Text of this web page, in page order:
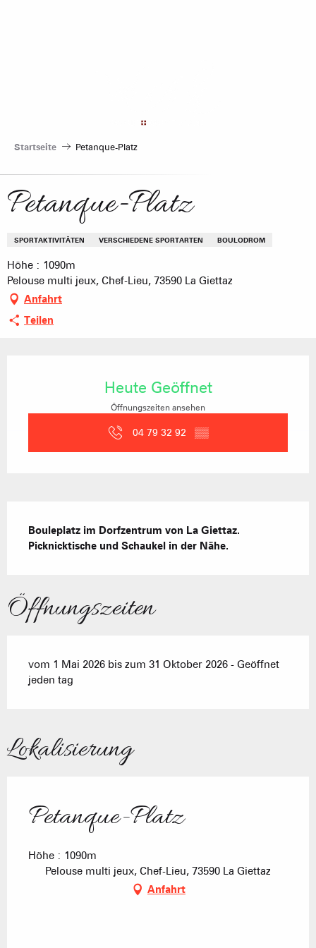
Startseite Petanque-Platz
Petanque-Platz
SPORTAKTIVITÄTEN VERSCHIEDENE SPORTARTEN BOULODROM
Höhe : 1090m
Pelouse multi jeux, Chef-Lieu, 73590 La Giettaz
Anfahrt
Teilen
Heute Geöffnet
Öffnungszeiten ansehen
04 79 32 92 ▒▒
Bouleplatz im Dorfzentrum von La Giettaz.
Picknicktische und Schaukel in der Nähe.
Öffnungszeiten
vom 1 Mai 2026 bis zum 31 Oktober 2026 - Geöffnet
jeden tag
Lokalisierung
Petanque-Platz
Höhe : 1090m
Pelouse multi jeux, Chef-Lieu, 73590 La Giettaz
Anfahrt